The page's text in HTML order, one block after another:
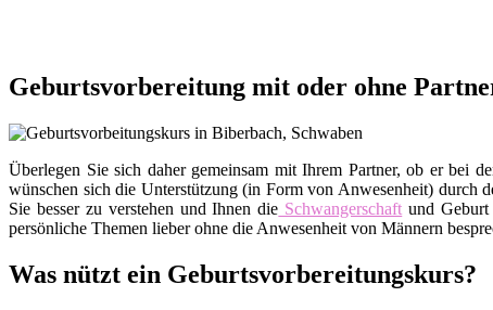
Geburtsvorbereitung mit oder ohne
Überlegen Sie sich daher gemeinsam mit Ihrem Partner, ob er bei
wünschen sich die Unterstützung (in Form von Anwesenheit) durch
Sie besser zu verstehen und Ihnen die Schwangerschaft und
persönliche Themen lieber ohne die Anwesenheit von Männern
Was nützt ein Geburtsvorbereitungskurs?